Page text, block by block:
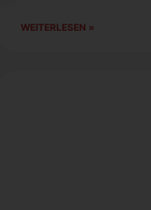
WEI­TER­LE­SEN »